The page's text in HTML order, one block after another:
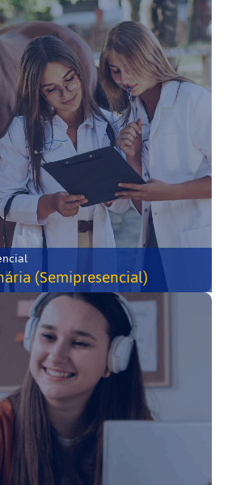
(Semipresencial)